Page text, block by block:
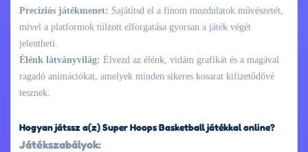
Precíziós játékmenet: Sajátítsd el a finom mozdulatok művészetét,
mivel a platformok túlzott elforgatása gyorsan a játék végét
jelentheti.
Élénk látványvilág: Élvezd az élénk, vidám grafikát és a magával
ragadó animációkat, amelyek minden sikeres kosarat kifizetődővé
tesznek.
Hogyan játssz a(z) Super Hoops Basketball játékkal online?
Játékszabályok: